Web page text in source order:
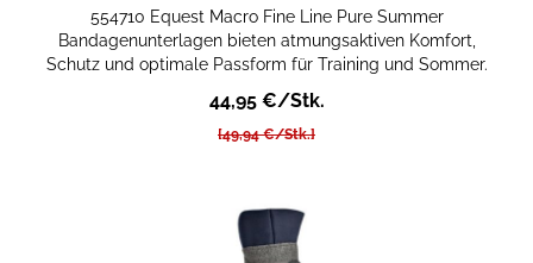
554710 Equest Macro Fine Line Pure Summer
Bandagenunterlagen bieten atmungsaktiven Komfort,
Schutz und optimale Passform für Training und Sommer.
44,95 €/Stk.
[49,94 €/Stk.]